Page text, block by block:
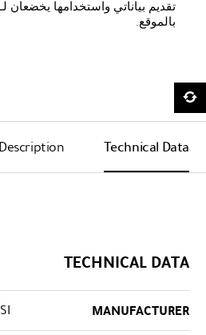
تقديم بياناتي واستخدامها يخضعان لـ
بالموقع.
Technical Data
Description
TECHNICAL DATA
MANUFACTURER